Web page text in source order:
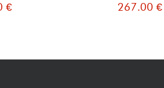
€ 267.00 €